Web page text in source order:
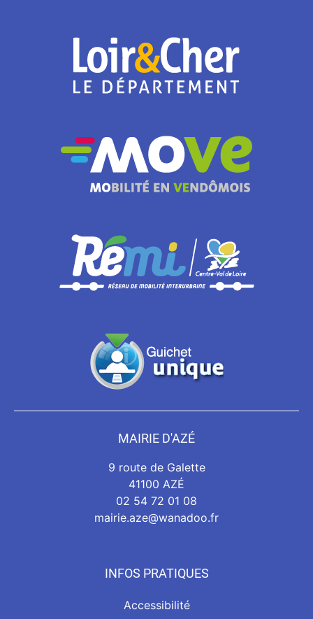
MAIRIE D'AZÉ
9 route de Galette
41100 AZÉ
02 54 72 01 08
mairie.aze@wanadoo.fr
INFOS PRATIQUES
Accessibilité